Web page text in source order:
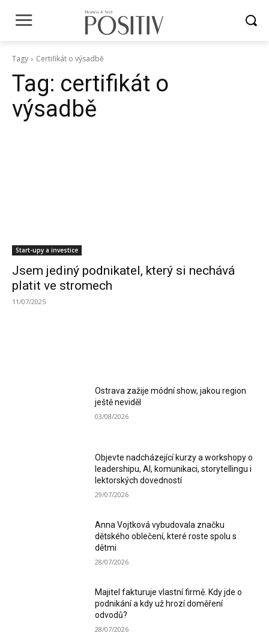
Tagy Certifikát o výsadbě
Tag: certifikát o
výsadbě
Start-upy a investice
Jsem jediný podnikatel, který si nechává
platit ve stromech
11/07/2025
Ostrava zažije módní show, jakou region
ještě neviděl
03/08/2026
Objevte nadcházející kurzy a workshopy o
leadershipu, AI, komunikaci, storytellingu i
lektorských dovedností
29/07/2026
Anna Vojtková vybudovala značku
dětského oblečení, které roste spolu s
dětmi
28/07/2026
Majitel fakturuje vlastní firmě. Kdy jde o
podnikání a kdy už hrozí doměření
odvodů?
28/07/2026